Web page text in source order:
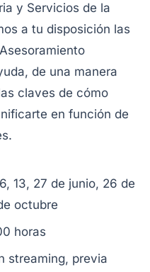
y Servicios de la
a tu disposición las
de una manera
claves de cómo
en función de
13, 27 de junio, 26 de
octubre
horas
streaming, previa